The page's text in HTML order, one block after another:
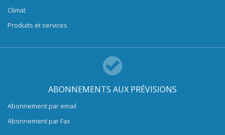
Climat
Produits et services
ABONNEMENTS AUX PRÉVISIONS
Abonnement par email
Abonnement par Fax